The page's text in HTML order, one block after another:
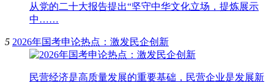
从党的二十大报告提出“坚守中华文化立场，提炼展示
中……
5 2026年国考申论热点：激发民企创新
民营经济是高质量发展的重要基础，民营企业是发展新